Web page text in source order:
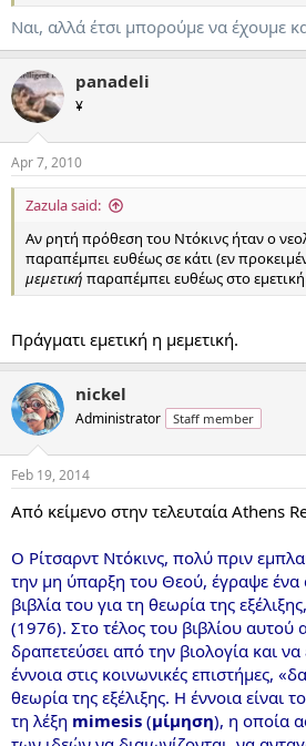
Ναι, αλλά έτσι μπορούμε να έχουμε
panadeli
¥
Apr 7, 2010
Zazula said:
Αν ρητή πρόθεση του Ντόκινς ήταν ο
παραπέμπει ευθέως σε κάτι (εν
μεμετική παραπέμπει ευθέως στο εμετική
Πράγματι εμετική η μεμετική.
nickel
Administrator Staff member
Feb 19, 2014
Από κείμενο στην τελευταία Athens
Ο Ρίτσαρντ Ντόκινς, πολύ πριν
την μη ύπαρξη του Θεού, έγραψε ένα
βιβλία του για τη θεωρία της εξέλιξης,
(1976). Στο τέλος του βιβλίου αυτού
δραπετεύσει από την βιολογία και να
έννοια στις κοινωνικές επιστήμες,
θεωρία της εξέλιξης. Η έννοια είναι το
τη λέξη mimesis (μίμηση), η οποία